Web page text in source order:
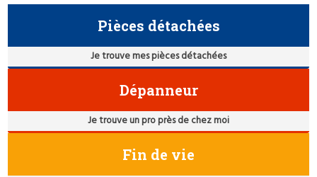
Pièces détachées
Je trouve mes pièces détachées
Dépanneur
Je trouve un pro près de chez moi
Fin de vie